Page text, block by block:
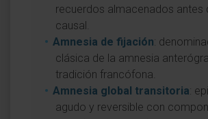
recuerdos almacenados antes
causal.
Amnesia de fijación:
clásica de la amnesia
tradición francófona.
Amnesia global transitoria:
agudo y reversible con